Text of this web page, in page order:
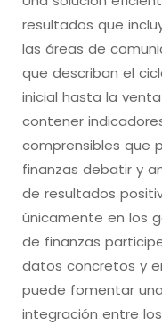
resultados que
las áreas de
que describan el
inicial hasta la
contener
comprensibles que
finanzas debatir y
de resultados
únicamente en los
de finanzas
datos concretos y
puede fomentar
integración entre